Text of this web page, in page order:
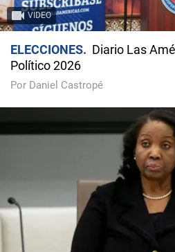
VIDEO
ELECCIONES
Diario Las
Político 2026
Por Daniel Castropé